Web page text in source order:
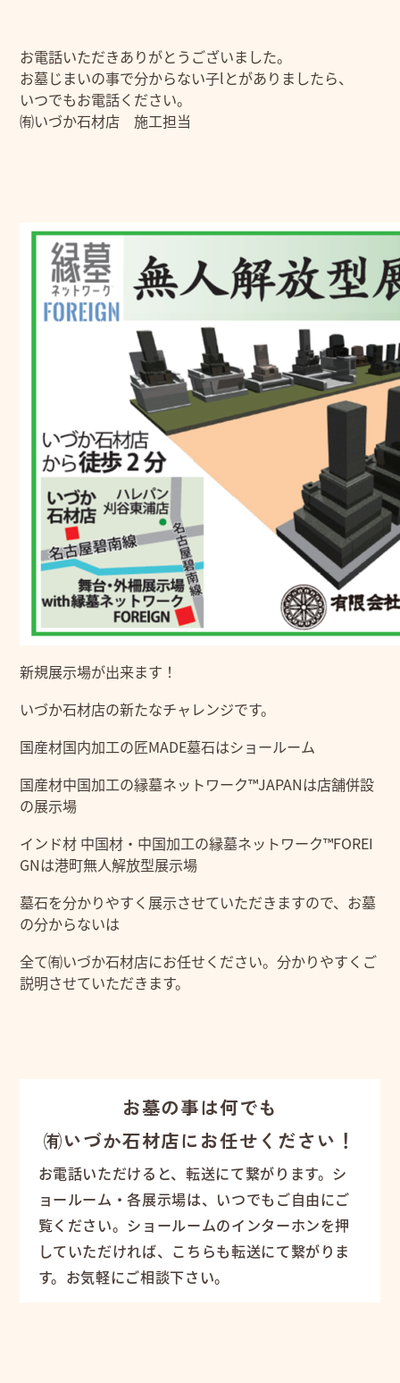
お電話いただきありがとうございました。
お墓じまいの事で分からない子lとがありましたら、
いつでもお電話ください。
㈲いづか石材店 施工担当
新規展示場が出来ます！
いづか石材店の新たなチャレンジです。
国産材国内加工の匠MADE墓石はショールーム
国産材中国加工の縁墓ネットワーク™JAPANは店舗併設
の展示場
インド材 中国材・中国加工の縁墓ネットワーク™FOREI
GNは港町無人解放型展示場
墓石を分かりやすく展示させていただきますので、お墓
の分からないは
全て㈲いづか石材店にお任せください。分かりやすくご
説明させていただきます。
お墓の事は何でも
㈲いづか石材店にお任せください！
お電話いただけると、転送にて繋がります。シ
ョールーム・各展示場は、いつでもご自由にご
覧ください。ショールームのインターホンを押
していただければ、こちらも転送にて繋がりま
す。お気軽にご相談下さい。